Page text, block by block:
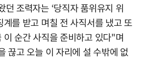
던 조력자는 ‘당직자 품위유지 위
계를 받고 며칠 전 사직서를 냈고 또
이 순간 사직을 준비하고 있다"며
끊고 오늘 이 자리에 설 수밖에 없